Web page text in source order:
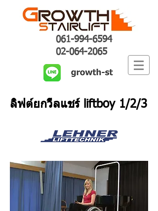
061-994-6594
02-064-2065
ลิฟต์ยกวีลแชร์ liftboy 1/2/3